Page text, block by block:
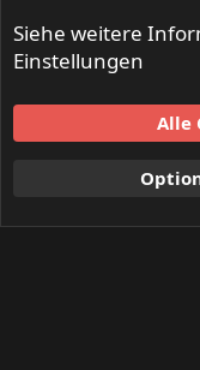
Mitglieder
Siehe weitere
Einstellungen
Alle